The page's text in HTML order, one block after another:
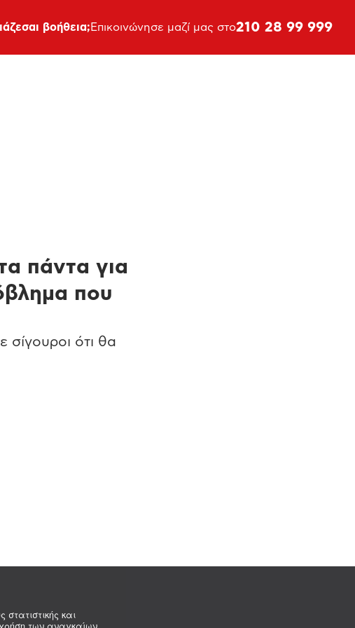
και
βοήθεια; Επικοινώνησε μαζί μας στο210 28 99 999
πάντα για
που
σίγουροι ότι θα